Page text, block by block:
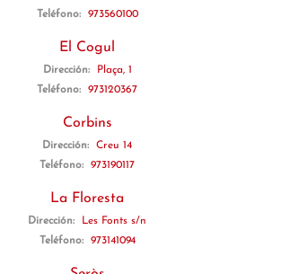
Teléfono:
973560100
El Cogul
Dirección:
Plaça, 1
Teléfono:
973120367
Corbins
Dirección:
Creu 14
Teléfono:
973190117
La Floresta
Dirección:
Les Fonts s/n
Teléfono:
973141094